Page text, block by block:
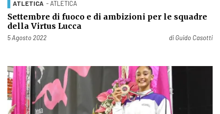
ATLETICA - ATLETICA
Settembre di fuoco e di ambizioni per le squadre
della Virtus Lucca
Pubblicato il
5 Agosto 2022 di Guido Casotti